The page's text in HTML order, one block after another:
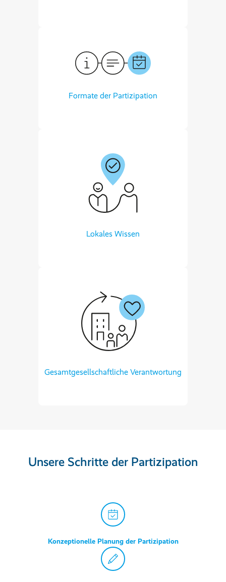
Formate der Partizipation
Lokales Wissen
Gesamtgesellschaftliche Verantwortung
Unsere Schritte der Partizipation
Konzeptionelle Planung der Partizipation